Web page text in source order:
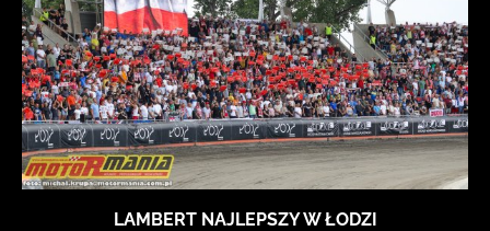
LAMBERT NAJLEPSZY W ŁODZI